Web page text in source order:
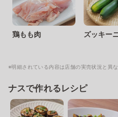
鶏もも肉 ズッキー
※明細されている内容は店舗の実売状況と異
ナスで作れるレシピ